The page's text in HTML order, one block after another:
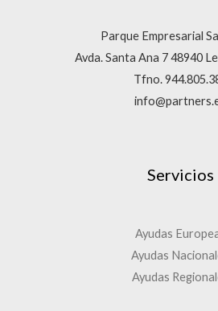
Parque Empresarial
Avda. Santa Ana 7 48940
Tfno.
Servicios
Ayudas
Ayudas
Ayudas